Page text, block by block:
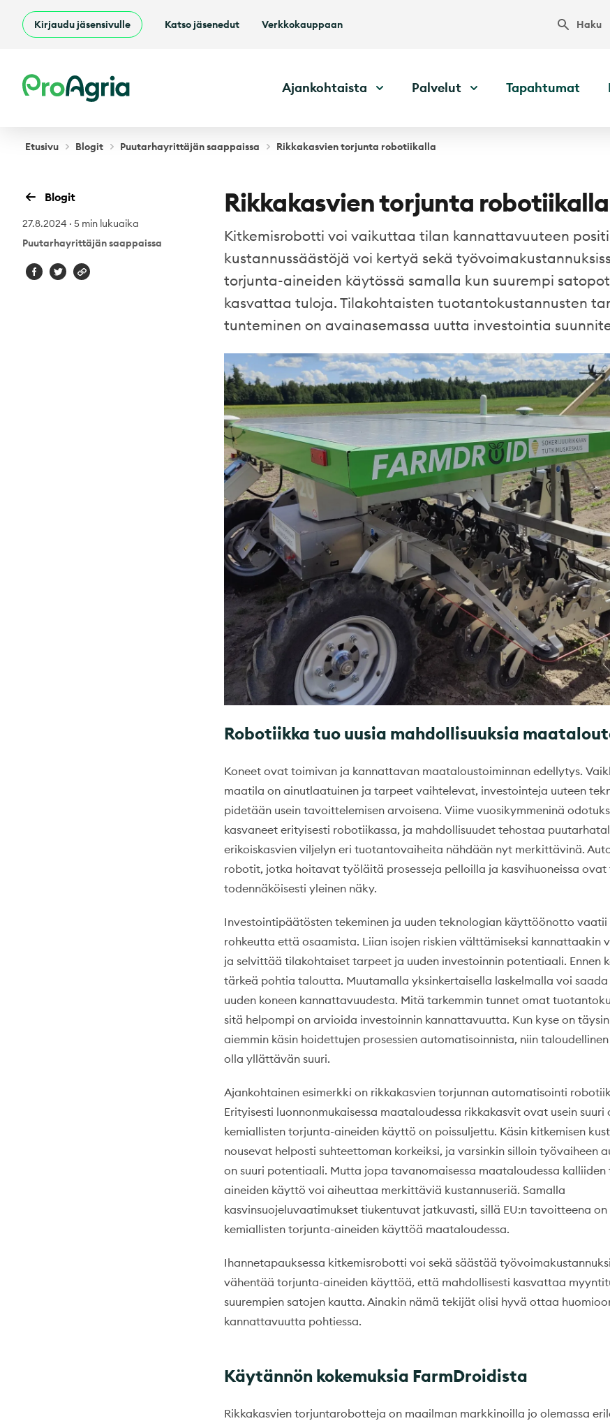
Kirjaudu jäsensivulle Katso jäsenedut Verkkokauppaan Haku
ProAgria Ajankohtaista Palvelut Tapahtumat
Etusivu Blogit Puutarhayrittäjän saappaissa Rikkakasvien torjunta robotiikalla
Blogit
27.8.2024 · 5 min lukuaika
Puutarhayrittäjän saappaissa
Rikkakasvien torjunta robotiikalla
Kitkemisrobotti voi vaikuttaa tilan kannattavuuteen
kustannussäästöjä voi kertyä sekä
torjunta-aineiden käytössä samalla kun suurempi
kasvattaa tuloja. Tilakohtaisten tuotantokustannusten
tunteminen on avainasemassa uutta investointia
Robotiikka tuo uusia mahdollisuuksia
Koneet ovat toimivan ja kannattavan maataloustoiminnan edellytys.
maatila on ainutlaatuinen ja tarpeet vaihtelevat, investointeja uuteen
pidetään usein tavoittelemisen arvoisena. Viime vuosikymmeninä
kasvaneet erityisesti robotiikassa, ja mahdollisuudet tehostaa
erikoiskasvien viljelyn eri tuotantovaiheita nähdään nyt merkittävinä.
robotit, jotka hoitavat työläitä prosesseja pelloilla ja kasvihuoneissa ovat
todennäköisesti yleinen näky.
Investointipäätösten tekeminen ja uuden teknologian käyttöönotto
rohkeutta että osaamista. Liian isojen riskien välttämiseksi kannattaakin
ja selvittää tilakohtaiset tarpeet ja uuden investoinnin potentiaali. Ennen
tärkeä pohtia taloutta. Muutamalla yksinkertaisella laskelmalla voi saada
uuden koneen kannattavuudesta. Mitä tarkemmin tunnet omat
sitä helpompi on arvioida investoinnin kannattavuutta. Kun kyse on täysin
aiemmin käsin hoidettujen prosessien automatisoinnista, niin
olla yllättävän suuri.
Ajankohtainen esimerkki on rikkakasvien torjunnan automatisointi
Erityisesti luonnonmukaisessa maataloudessa rikkakasvit ovat usein suuri
kemiallisten torjunta-aineiden käyttö on poissuljettu. Käsin kitkemisen
nousevat helposti suhteettoman korkeiksi, ja varsinkin silloin työvaiheen
on suuri potentiaali. Mutta jopa tavanomaisessa maataloudessa
aineiden käyttö voi aiheuttaa merkittäviä kustannuseriä. Samalla
kasvinsuojeluvaatimukset tiukentuvat jatkuvasti, sillä EU:n tavoitteena
kemiallisten torjunta-aineiden käyttöä maataloudessa.
Ihannetapauksessa kitkemisrobotti voi sekä säästää
vähentää torjunta-aineiden käyttöä, että mahdollisesti kasvattaa
suurempien satojen kautta. Ainakin nämä tekijät olisi hyvä ottaa
kannattavuutta pohtiessa.
Käytännön kokemuksia FarmDroidista
Rikkakasvien torjuntarobotteja on maailman markkinoilla jo olemassa